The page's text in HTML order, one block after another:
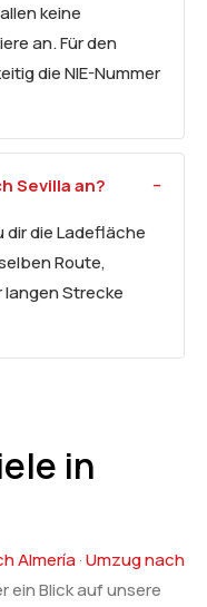
keine
an. Für den
die NIE-Nummer
Sevilla an?
dir die Ladefläche
Route,
langen Strecke
in
Almería·Umzug nach
ein Blick auf unsere